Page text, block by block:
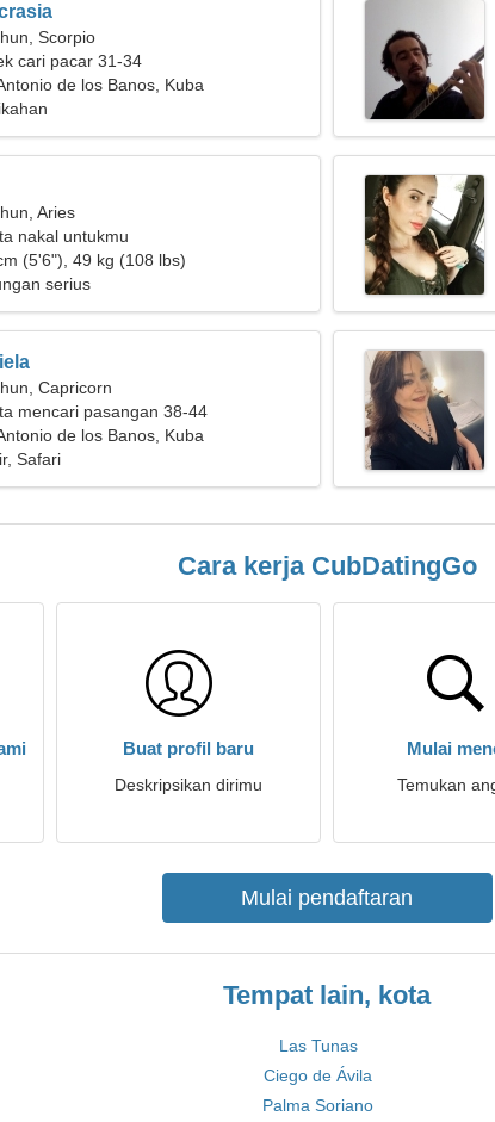
Scorpio
cari pacar 31-34
de los Banos, Kuba
Aries
nakal untukmu
(5'6"), 49 kg (108 lbs)
serius
Capricorn
mencari pasangan 38-44
de los Banos, Kuba
Safari
Cara kerja CubDatingGo
Buat profil baru
Deskripsikan dirimu
Mulai
Temukan
Mulai pendaftaran
Tempat lain, kota
Las Tunas
Ciego de Ávila
Palma Soriano